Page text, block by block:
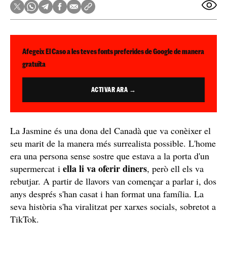
Afegeix El Caso a les teves fonts preferides de Google de manera
gratuïta
ACTIVAR ARA →
La Jasmine és una dona del Canadà que va conèixer el
seu marit de la manera més surrealista possible. L'home
era una persona sense sostre que estava a la porta d'un
supermercat i ella li va oferir diners, però ell els va
rebutjar. A partir de llavors van començar a parlar i, dos
anys després s'han casat i han format una família. La
seva història s'ha viralitzat per xarxes socials, sobretot a
TikTok.